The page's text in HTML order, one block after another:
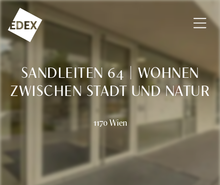
Zum Inhalt springen
EDEX Immobilien GmbH – Vermittlung – Bewertung –
SANDLEITEN 64 | WOHNEN
ZWISCHEN STADT UND NATUR
1170 Wien